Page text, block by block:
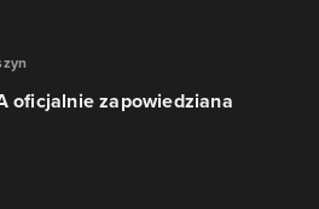
oficjalnie zapowiedziana